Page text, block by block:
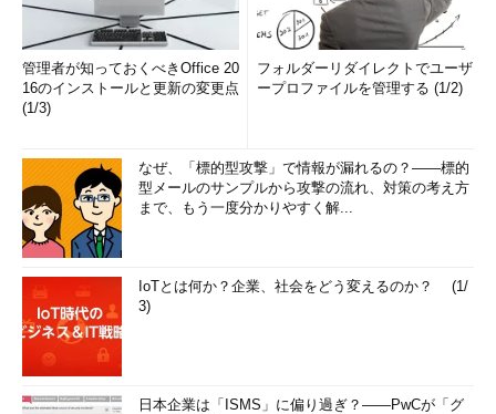
管理者が知っておくべきOffice 20
16のインストールと更新の変更点
(1/3)
フォルダーリダイレクトでユーザ
ープロファイルを管理する (1/2)
なぜ、「標的型攻撃」で情報が漏れるの？――標的
型メールのサンプルから攻撃の流れ、対策の考え方
まで、もう一度分かりやすく解...
IoTとは何か？企業、社会をどう変えるのか？ (1/
3)
日本企業は「ISMS」に偏り過ぎ？――PwCが「グ